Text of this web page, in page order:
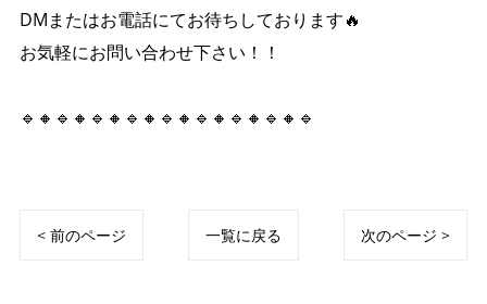
DMまたはお電話にてお待ちしております🔥
お気軽にお問い合わせ下さい！！
🔹🔸🔹🔸🔹🔸🔹🔸🔹🔸🔹🔸🔹🔸🔹🔸🔹
< 前のページ 一覧に戻る 次のページ >